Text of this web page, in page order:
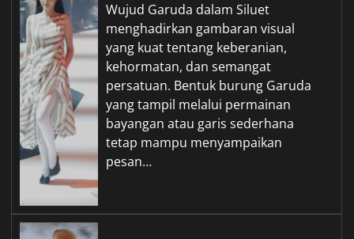
Wujud Garuda dalam Siluet
menghadirkan gambaran visual
yang kuat tentang keberanian,
kehormatan, dan semangat
persatuan. Bentuk burung Garuda
yang tampil melalui permainan
bayangan atau garis sederhana
tetap mampu menyampaikan
pesan…